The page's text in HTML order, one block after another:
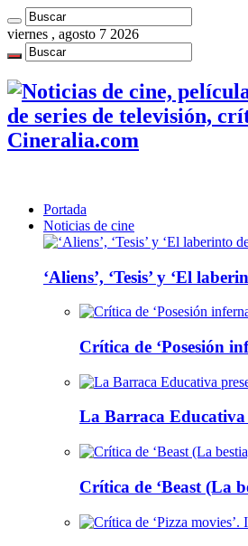
viernes , agosto 7 2026
de series de televisión,
Cineralia.com
Portada
Noticias de cine
‘Aliens’, ‘Tesis’ y ‘El
Crítica de ‘Posesión
La Barraca Educativa
Crítica de ‘Beast (La